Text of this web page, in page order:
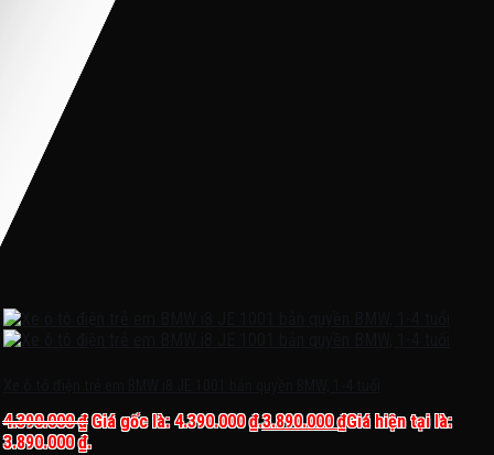
4.390.000₫ Giá gốc là: 4.390.000 ₫.3.890.000₫Giá hiện tại là:
3.890.000 ₫.